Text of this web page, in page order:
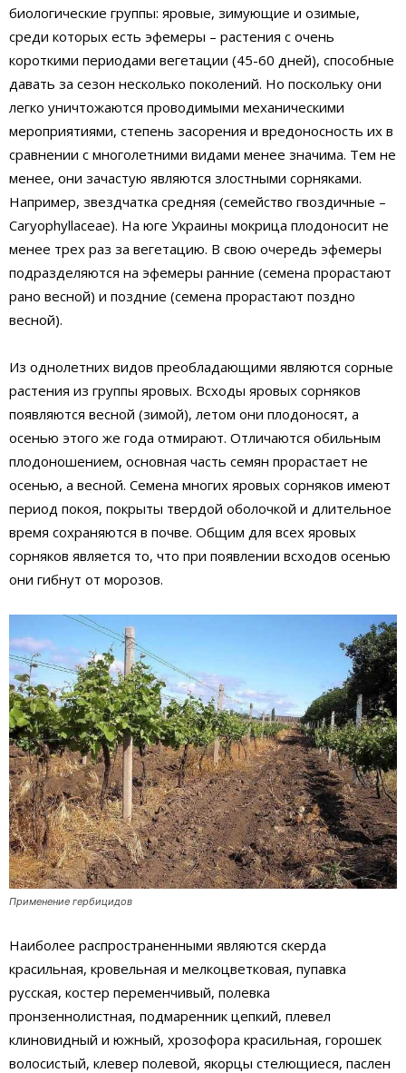
биологические группы: яровые, зимующие и озимые,
среди которых есть эфемеры – растения с очень
короткими периодами вегетации (45-60 дней), способные
давать за сезон несколько поколений. Но поскольку они
легко уничтожаются проводимыми механическими
мероприятиями, степень засорения и вредоносность их в
сравнении с многолетними видами менее значима. Тем не
менее, они зачастую являются злостными сорняками.
Например, звездчатка средняя (семейство гвоздичные –
Caryophyllaceae). На юге Украины мокрица плодоносит не
менее трех раз за вегетацию. В свою очередь эфемеры
подразделяются на эфемеры ранние (семена прорастают
рано весной) и поздние (семена прорастают поздно
весной).
Из однолетних видов преобладающими являются сорные
растения из группы яровых. Всходы яровых сорняков
появляются весной (зимой), летом они плодоносят, а
осенью этого же года отмирают. Отличаются обильным
плодоношением, основная часть семян прорастает не
осенью, а весной. Семена многих яровых сорняков имеют
период покоя, покрыты твердой оболочкой и длительное
время сохраняются в почве. Общим для всех яровых
сорняков является то, что при появлении всходов осенью
они гибнут от морозов.
Применение гербицидов
Наиболее распространенными являются скерда
красильная, кровельная и мелкоцветковая, пупавка
русская, костер переменчивый, полевка
пронзеннолистная, подмаренник цепкий, плевел
клиновидный и южный, хрозофора красильная, горошек
волосистый, клевер полевой, якорцы стелющиеся, паслен